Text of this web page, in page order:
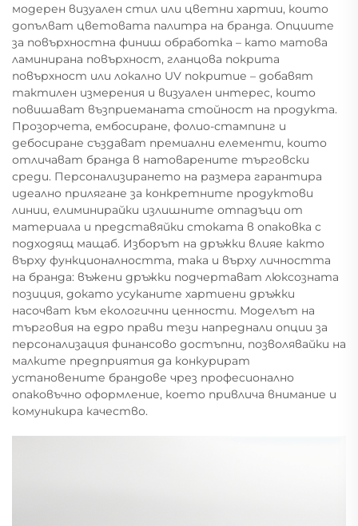
модерен визуален стил или цветни хартии, които
допълват цветовата палитра на бранда. Опциите
за повърхностна финиш обработка – като матова
ламинирана повърхност, гланцова покрита
повърхност или локално UV покритие – добавят
тактилен измерения и визуален интерес, които
повишават възприеманата стойност на продукта.
Прозорчета, ембосиране, фолио-стампинг и
дебосиране създават премиални елементи, които
отличават бранда в натоварените търговски
среди. Персонализирането на размера гарантира
идеално прилягане за конкретните продуктови
линии, елиминирайки излишните отпадъци от
материала и представяйки стоката в опаковка с
подходящ мащаб. Изборът на дръжки влияе както
върху функционалността, така и върху личността
на бранда: въжени дръжки подчертават люксозната
позиция, докато усуканите хартиени дръжки
насочват към екологични ценности. Моделът на
търговия на едро прави тези напреднали опции за
персонализация финансово достъпни, позволявайки на
малките предприятия да конкурират
установените брандове чрез професионално
опаковъчно оформление, което привлича внимание и
комуникира качество.